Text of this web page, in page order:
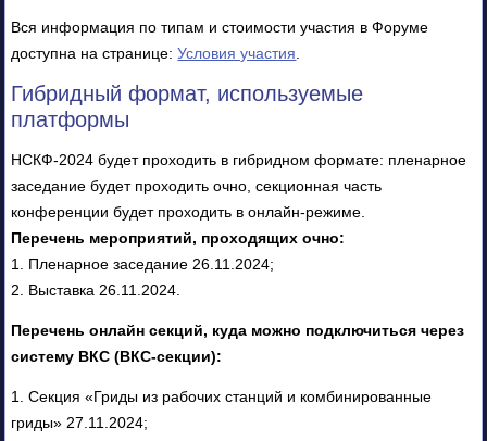
Вся информация по типам и стоимости участия в Форуме
доступна на странице:Условия участия
Гибридный формат, используемые
платформы
НСКФ-2024 будет проходить в гибридном формате: пленарное
заседание будет проходить очно, секционная часть
конференции будет проходить в онлайн-режиме.
Перечень мероприятий, проходящих очно:
1. Пленарное заседание 26.11.2024;
2. Выставка 26.11.2024.
Перечень онлайн секций, куда можно подключиться через
систему ВКС (ВКС-секции):
1. Секция «Гриды из рабочих станций и комбинированные
гриды» 27.11.2024;